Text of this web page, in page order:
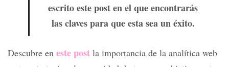
escrito este post en el que encontrarás
las claves para que esta sea un éxito.
Descubre en este post la importancia de la analítica web